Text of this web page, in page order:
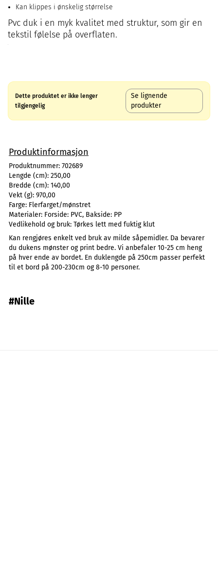
Kan klippes i ønskelig størrelse
Pvc duk i en myk kvalitet med struktur, som gir en
tekstil følelse på overflaten.
Dette produktet er ikke lenger
tilgjengelig
Se lignende
produkter
Produktinformasjon
Produktnummer: 702689
Lengde (cm): 250,00
Bredde (cm): 140,00
Vekt (g): 970,00
Farge: Flerfarget/mønstret
Materialer: Forside: PVC, Bakside: PP
Vedlikehold og bruk: Tørkes lett med fuktig klut
Kan rengjøres enkelt ved bruk av milde såpemidler. Da bevarer
du dukens mønster og print bedre. Vi anbefaler 10-25 cm heng
på hver ende av bordet. En duklengde på 250cm passer perfekt
til et bord på 200-230cm og 8-10 personer.
#Nille